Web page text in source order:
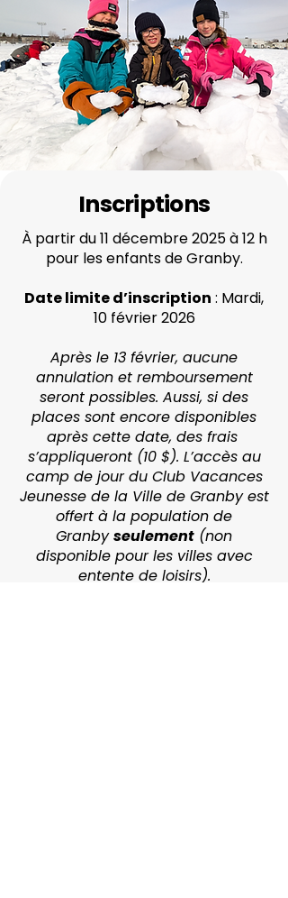
Inscriptions
À partir du 11 décembre 2025 à 12 h
pour les enfants de Granby.
Date limite d’inscription : Mardi,
10 février 2026
Après le 13 février, aucune
annulation et remboursement
seront possibles. Aussi, si des
places sont encore disponibles
après cette date, des frais
s’appliqueront (10 $). L’accès au
camp de jour du Club Vacances
Jeunesse de la Ville de Granby est
offert à la population de
Granbyseulement (non
disponible pour les villes avec
entente de loisirs).